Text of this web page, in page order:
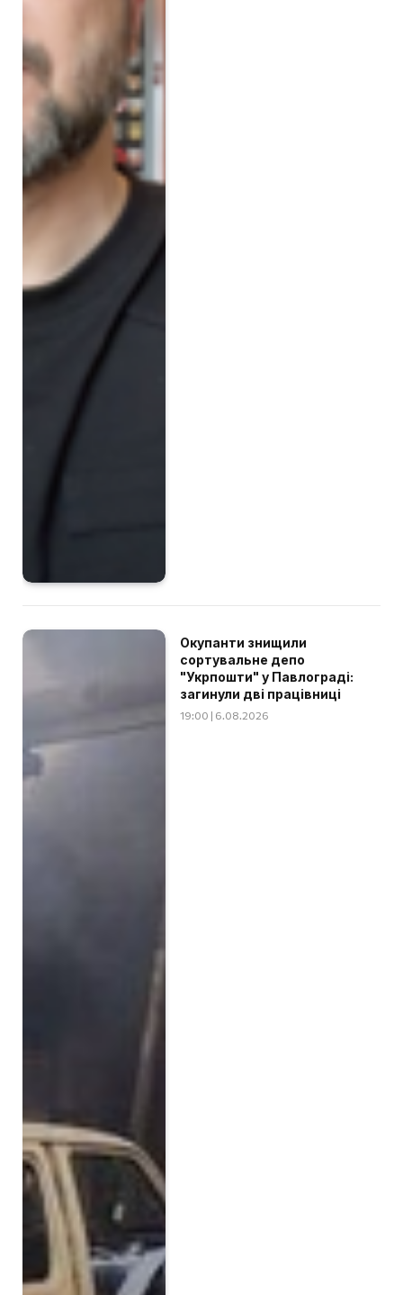
Окупанти знищили
сортувальне депо
"Укрпошти" у Павлограді:
загинули дві працівниці
19:00 | 6.08.2026